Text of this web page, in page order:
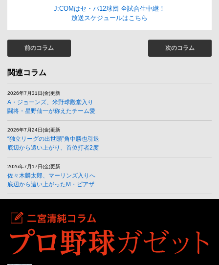
J:COMはセ・パ12球団 全試合生中継！
放送スケジュールはこちら
前のコラム 次のコラム
関連コラム
2026年7月31日(金)更新
A・ジョーンズ、米野球殿堂入り
闘将・星野仙一が称えたチーム愛
2026年7月24日(金)更新
“独立リーグの出世頭”角中勝也引退
底辺から這い上がり、首位打者2度
2026年7月17日(金)更新
佐々木麟太郎、マーリンズ入りへ
底辺から這い上がったM・ピアザ